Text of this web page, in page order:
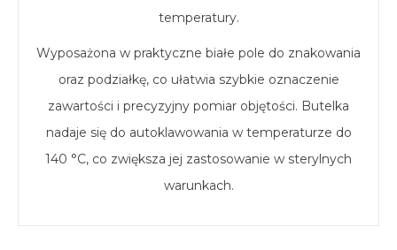
temperatury.
Wyposażona w praktyczne białe pole do znakowania
oraz podziałkę, co ułatwia szybkie oznaczenie
zawartości i precyzyjny pomiar objętości. Butelka
nadaje się do autoklawowania w temperaturze do
140 °C, co zwiększa jej zastosowanie w sterylnych
warunkach.